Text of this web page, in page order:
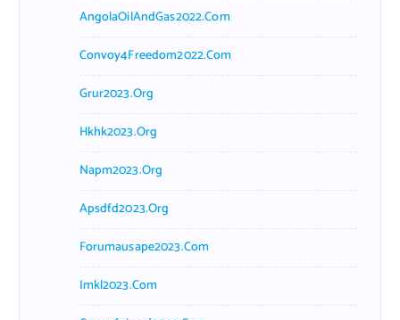
AngolaOilAndGas2022.com
Convoy4Freedom2022.com
Grur2023.org
Hkhk2023.org
Napm2023.org
Apsdfd2023.org
Forumausape2023.com
Imkl2023.com